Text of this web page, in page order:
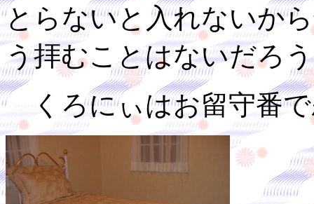
とらないと入れないか
う拝むことはないだろ
くろにぃはお留守番で